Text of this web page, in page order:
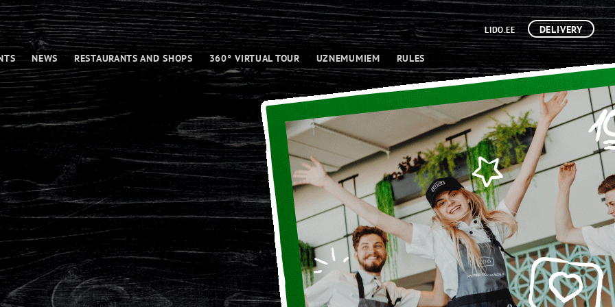
NEWS RESTAURANTS AND SHOPS 360° VIRTUAL TOUR UZNEMUMIEM RULES
LIDO.EE DELIVERY